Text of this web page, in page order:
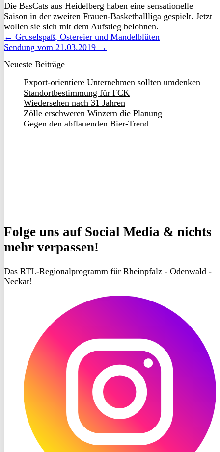
Die BasCats aus Heidelberg haben eine sensationelle
Saison in der zweiten Frauen-Basketballliga gespielt. Jetzt
wollen sie sich mit dem Aufstieg belohnen.
← Gruselspaß, Ostereier und Mandelblüten
Sendung vom 21.03.2019 →
Neueste Beiträge
Export-orientiere Unternehmen sollten umdenken
Standortbestimmung für FCK
Wiedersehen nach 31 Jahren
Zölle erschweren Winzern die Planung
Gegen den abflauenden Bier-Trend
Folge uns auf Social Media & nichts
mehr verpassen!
Das RTL-Regionalprogramm für Rheinpfalz - Odenwald -
Neckar!
Instagram